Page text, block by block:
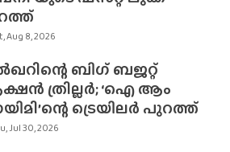
Aug 8, 2026
ബിഗ് ബജറ്റ്
ത്രില്ലർ; ‘ഐ ആം
ട്രെയിലർ പുറത്ത്
Jul 30, 2026